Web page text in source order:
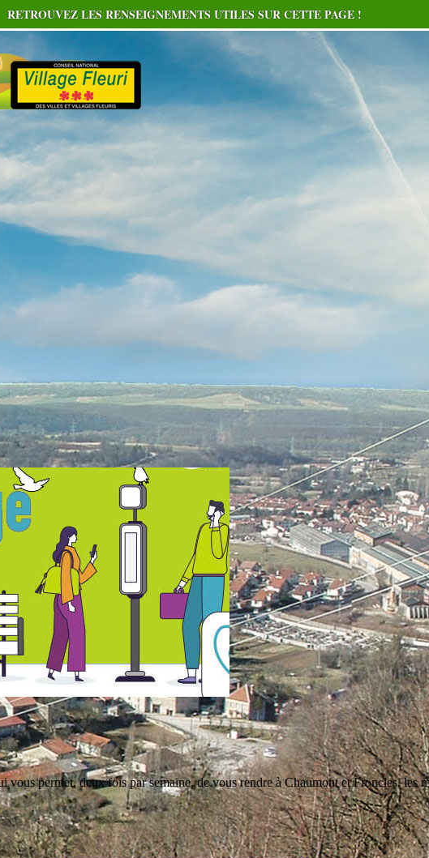
permet, deux fois par semaine, de vous rendre à Chaumont et Froncles, les
RETROUVEZ LES RENSEIGNEMENTS UTILES SUR CETTE PAGE !